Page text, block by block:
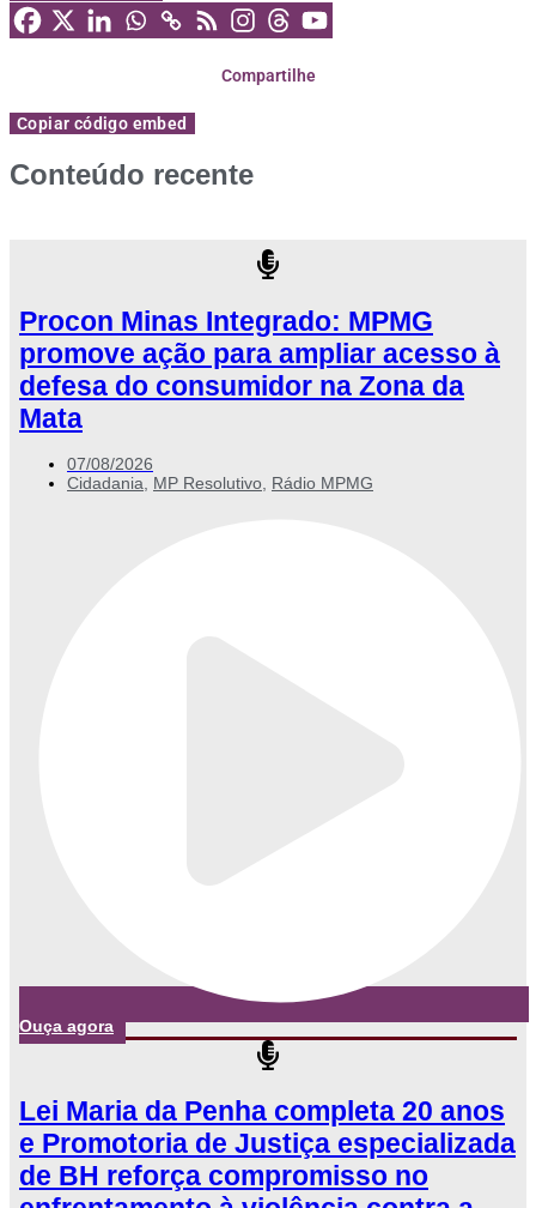
Compartilhe
Copiar código embed
Conteúdo recente
Procon Minas Integrado: MPMG
promove ação para ampliar acesso à
defesa do consumidor na Zona da
Mata
07/08/2026
Cidadania
MP Resolutivo Rádio MPMG
Ouça agora
Lei Maria da Penha completa 20 anos
e Promotoria de Justiça especializada
de BH reforça compromisso no